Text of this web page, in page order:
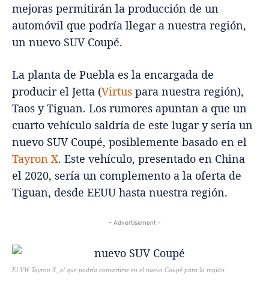
mejoras permitirán la producción de un
automóvil que podría llegar a nuestra región,
un nuevo SUV Coupé.
La planta de Puebla es la encargada de
producir el Jetta (Virtus para nuestra región),
Taos y Tiguan. Los rumores apuntan a que un
cuarto vehículo saldría de este lugar y sería un
nuevo SUV Coupé, posiblemente basado en el
Tayron X. Este vehículo, presentado en China
el 2020, sería un complemento a la oferta de
Tiguan, desde EEUU hasta nuestra región.
- Advertisement -
El VW Tayron X, el que podría convertirse en el nuevo Coupé para la región.